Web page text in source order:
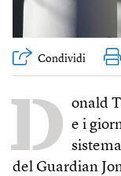
Condividi
D onald
e i
del Guardian